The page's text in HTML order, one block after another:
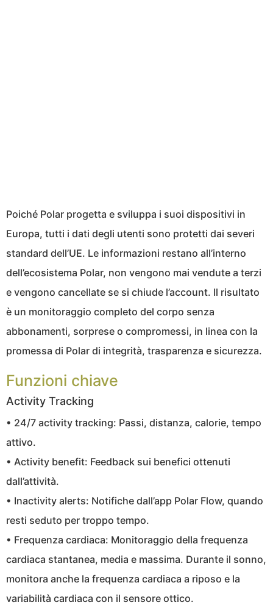
Poiché Polar progetta e sviluppa i suoi dispositivi in
Europa, tutti i dati degli utenti sono protetti dai severi
standard dell’UE. Le informazioni restano all’interno
dell’ecosistema Polar, non vengono mai vendute a terzi
e vengono cancellate se si chiude l’account. Il risultato
è un monitoraggio completo del corpo senza
abbonamenti, sorprese o compromessi, in linea con la
promessa di Polar di integrità, trasparenza e sicurezza.
Funzioni chiave
Activity Tracking
• 24/7 activity tracking: Passi, distanza, calorie, tempo
attivo.
• Activity benefit: Feedback sui benefici ottenuti
dall’attività.
• Inactivity alerts: Notifiche dall’app Polar Flow, quando
resti seduto per troppo tempo.
• Frequenza cardiaca: Monitoraggio della frequenza
cardiaca stantanea, media e massima. Durante il sonno,
monitora anche la frequenza cardiaca a riposo e la
variabilità cardiaca con il sensore ottico.